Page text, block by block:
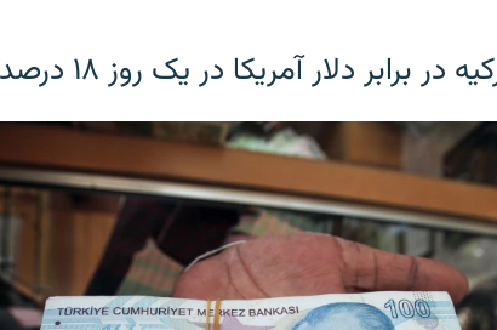
دلار آمریکا در یک روز ۱۸ درصد سقوط کرد